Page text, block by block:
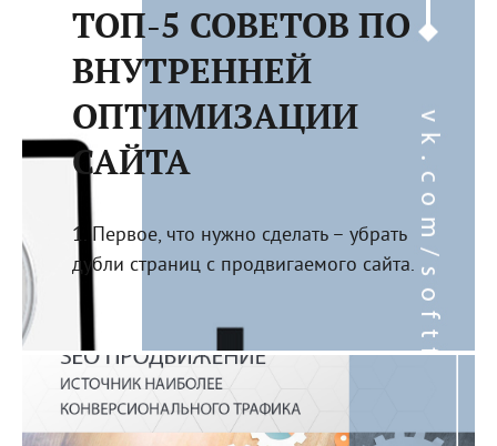
ТОП-5 СОВЕТОВ ПО
ВНУТРЕННЕЙ
ОПТИМИЗАЦИИ
САЙТА
1. Первое, что нужно сделать – убрать
дубли страниц с продвигаемого сайта.